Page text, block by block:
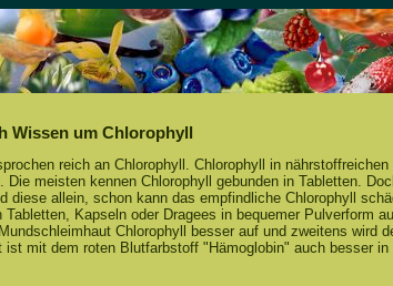
Wissen um Chlorophyll
reich an Chlorophyll. Chlorophyll in
Die meisten kennen Chlorophyll gebunden in Tabletten.
diese allein, schon kann das empfindliche Chlorophyll
Kapseln oder Dragees in bequemer Pulverform
Chlorophyll besser auf und zweitens wird
ist mit dem roten Blutfarbstoff "Hämoglobin" auch besser in